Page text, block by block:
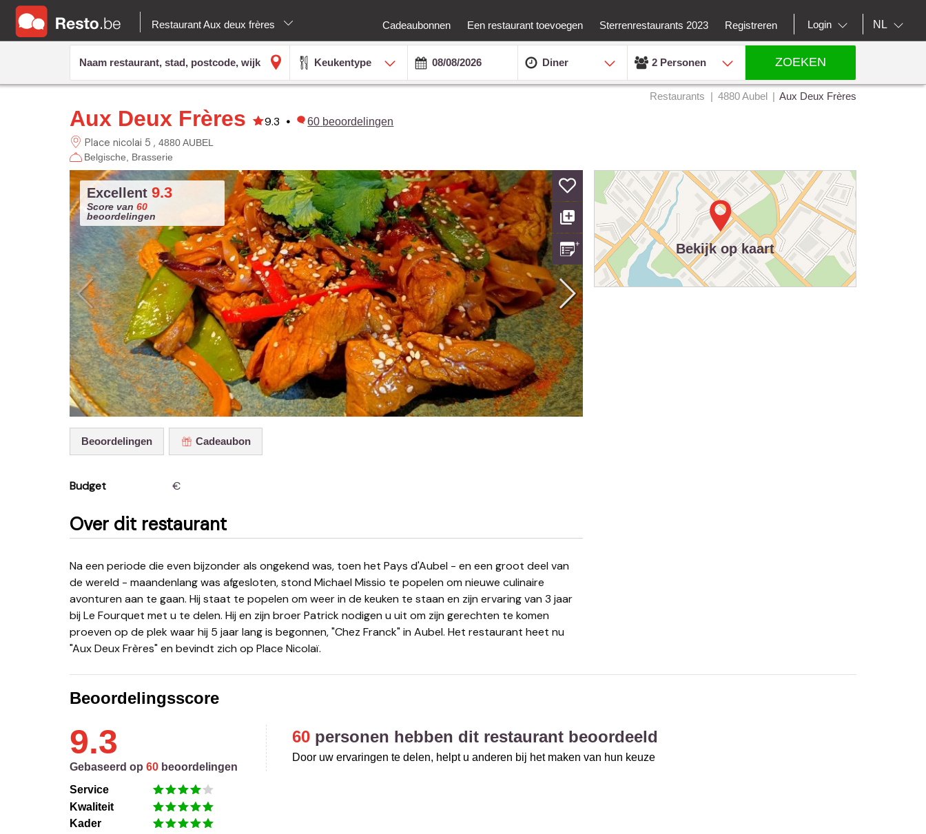
Restaurant Aux deux frères Cadeaubonnen Een restaurant toevoegen Sterrenrestaurants 2023 Registreren Login NL
Keukentype Diner 2 Personen ZOEKEN
Restaurants 4880 Aubel Aux Deux Frères
Aux Deux Frères 9.3 • 60 beoordelingen
Place nicolai 5
4880 AUBEL
Belgische
Brasserie
Excellent 9.3
Score van 60
beoordelingen
Beoordelingen Cadeaubon
Budget €
Over dit restaurant
Na een periode die even bijzonder als ongekend was, toen het Pays d'Aubel - en een groot deel van
de wereld - maandenlang was afgesloten, stond Michael Missio te popelen om nieuwe culinaire
avonturen aan te gaan. Hij staat te popelen om weer in de keuken te staan en zijn ervaring van 3 jaar
bij Le Fourquet met u te delen. Hij en zijn broer Patrick nodigen u uit om zijn gerechten te komen
proeven op de plek waar hij 5 jaar lang is begonnen, "Chez Franck" in Aubel. Het restaurant heet nu
"Aux Deux Frères" en bevindt zich op Place Nicolaï.
Bekijk op kaart
Beoordelingsscore
9.3
Gebaseerd op 60 beoordelingen
Service
Kwaliteit
Kader
60 personen hebben dit restaurant beoordeeld
Door uw ervaringen te delen, helpt u anderen bij het maken van hun keuze